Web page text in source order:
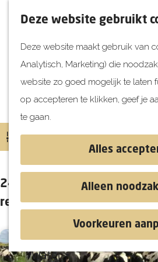
Deze website gebruikt
Deze website maakt gebruik van
Analytisch, Marketing) die
website zo goed mogelijk te laten
op accepteren te klikken, geef je
te gaan.
Alles
Alleen
Voorkeuren
d
e
o
m
UITagenda
Morgen
Dit weekend
Kinderen
Jongeren
Ontdekken
Blog & Tips
Stranden
Natuur
Water
W
a
z
o
k
j
Filter
o
t
e
r
o
241 t/m 264 van 919
resultaten
S
t
e